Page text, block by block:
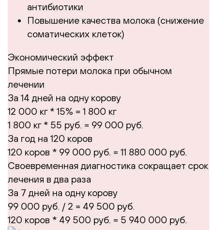
антибиотики
Повышение качества молока (снижение
соматических клеток)
Экономический эффект
Прямые потери молока при обычном
лечении
За 14 дней на одну корову
12 000 кг * 15% = 1 800 кг
1 800 кг * 55 руб. = 99 000 руб.
За год на 120 коров
120 коров * 99 000 руб. = 11 880 000 руб.
Своевременная диагностика сокращает срок
лечения в два раза
За 7 дней на одну корову
99 000 руб. / 2 = 49 500 руб.
120 коров * 49 500 руб. = 5 940 000 руб.